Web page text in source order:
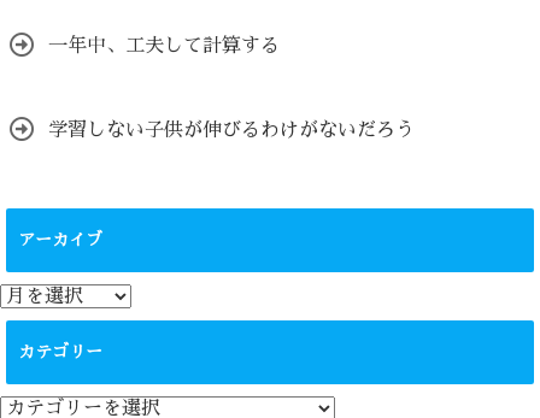
一年中、工夫して計算する
学習しない子供が伸びるわけがないだろう
アーカイブ
ア
ー
カテゴリー
カ